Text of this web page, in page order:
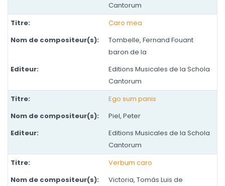
Cantorum
Caro mea
Tombelle, Fernand Fouant
baron de la
Editions Musicales de la Schola
Cantorum
Ego sum panis
Piel, Peter
Editions Musicales de la Schola
Cantorum
Verbum caro
Victoria, Tomás Luis de